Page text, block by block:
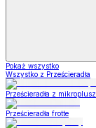
Pokaż wszystko
Wszystko z Prześcieradła
Prześcieradła z
Prześcieradła frotte